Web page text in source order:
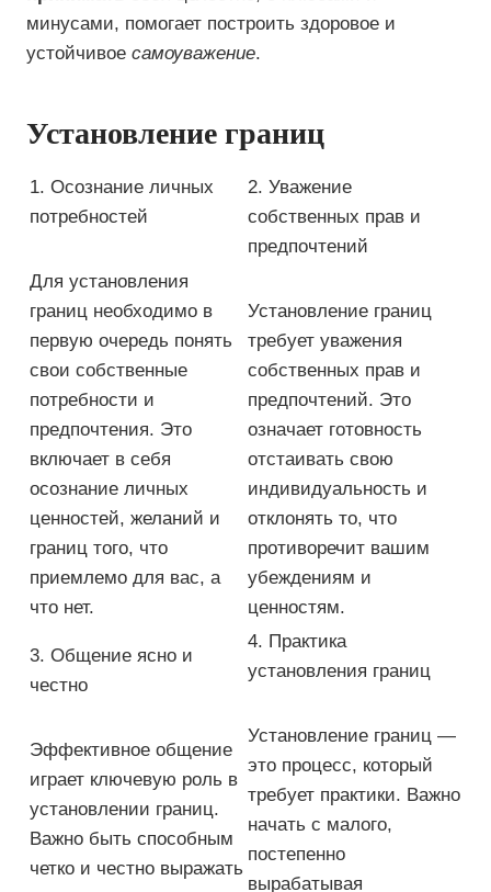
минусами, помогает построить здоровое и
устойчивое самоуважение.
Установление границ
1. Осознание личных
потребностей
Для установления
границ необходимо в
первую очередь понять
свои собственные
потребности и
предпочтения. Это
включает в себя
осознание личных
ценностей, желаний и
границ того, что
приемлемо для вас, а
что нет.
2. Уважение
собственных прав и
предпочтений
Установление границ
требует уважения
собственных прав и
предпочтений. Это
означает готовность
отстаивать свою
индивидуальность и
отклонять то, что
противоречит вашим
убеждениям и
ценностям.
3. Общение ясно и
честно
Эффективное общение
играет ключевую роль в
установлении границ.
Важно быть способным
четко и честно выражать
4. Практика
установления границ
Установление границ —
это процесс, который
требует практики. Важно
начать с малого,
постепенно
вырабатывая